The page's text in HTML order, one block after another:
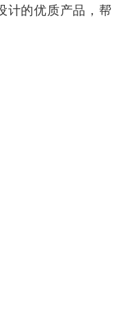
计的优质产品，帮